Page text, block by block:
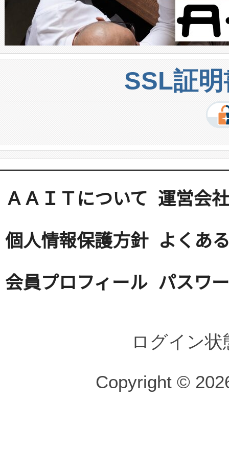
SSL証
ＡＡＩＴについて 運営会社
個人情報保護方針 よくあ
会員プロフィール パスワ
ログイン
Copyright ©